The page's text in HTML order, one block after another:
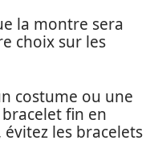
la montre sera
choix sur les
costume ou une
fin en
les bracelets